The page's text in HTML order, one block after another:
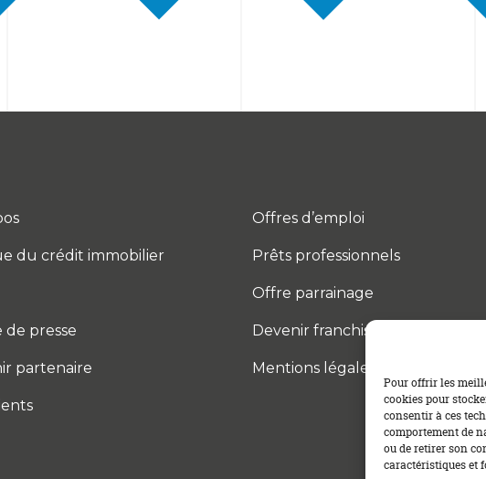
Pour offrir les
cookies pour
consentir à ces
comportement de
ou de retirer son
caractéristiques et
du crédit immobilier
de presse
partenaire
Offres d’emploi
Prêts professionnels
Offre parrainage
Devenir franchisé
Mentions légales